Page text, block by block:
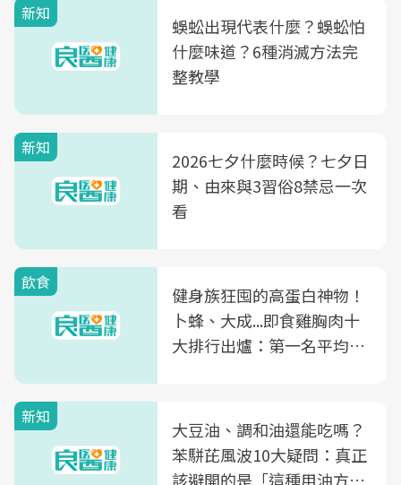
新知
蜈蚣出現代表什麼？蜈蚣怕
什麼味道？6種消滅方法完
整教學
新知
2026七夕什麼時候？七夕日
期、由來與3習俗8禁忌一次
看
飲食
健身族狂囤的高蛋白神物！
卜蜂、大成...即食雞胸肉十
大排行出爐：第一名平均一
新知
大豆油、調和油還能吃嗎？
苯駢芘風波10大疑問：真正
該避開的是「這種用油方